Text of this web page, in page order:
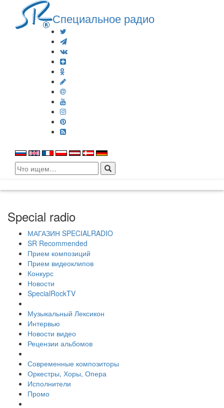
Специальное радио
Search
for:
Special radio
МАГАЗИН SPECIALRADIO
SR Recommended
Прием композиций
Прием видеоклипов
Конкурс
Новости
SpecialRockTV
Музыкальный Лексикон
Интервью
Новости видео
Рецензии альбомов
Современные композиторы
Оркестры, Хоры, Опера
Исполнители
Промо